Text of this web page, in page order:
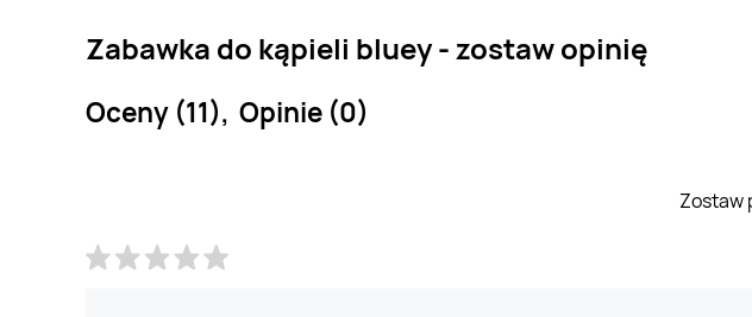
Zabawka do kąpieli bluey - zostaw opinię
Oceny (11), Opinie (0)
Zostaw